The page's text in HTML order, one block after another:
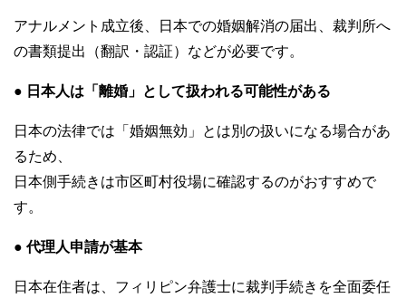
アナルメント成立後、日本での婚姻解消の届出、裁判所へ
の書類提出（翻訳・認証）などが必要です。
● 日本人は「離婚」として扱われる可能性がある
日本の法律では「婚姻無効」とは別の扱いになる場合があ
るため、
日本側手続きは市区町村役場に確認するのがおすすめで
す。
● 代理人申請が基本
日本在住者は、フィリピン弁護士に裁判手続きを全面委任